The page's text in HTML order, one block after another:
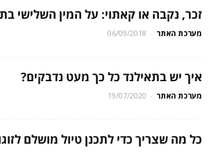
זכר, נקבה או קאתוי: על המין השלישי
מערכת האתר -
06/09/2018
איך יש בתאילנד כל כך מעט נדבקים?
מערכת האתר -
19/07/2020
כל מה שצריך כדי לתכנן טיול מושלם